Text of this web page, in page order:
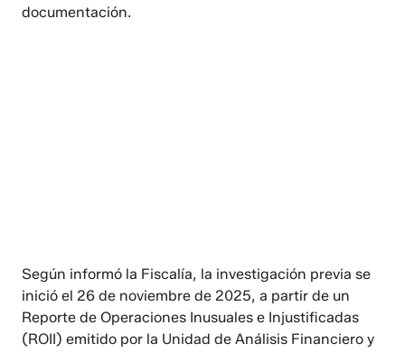
documentación.
Según informó la Fiscalía, la investigación previa se
inició el 26 de noviembre de 2025, a partir de un
Reporte de Operaciones Inusuales e Injustificadas
(ROII) emitido por la Unidad de Análisis Financiero y